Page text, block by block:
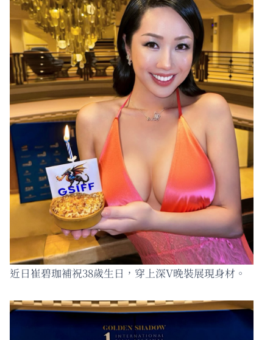
近日崔碧珈補祝38歲生日，穿上深V晚裝展現身材。